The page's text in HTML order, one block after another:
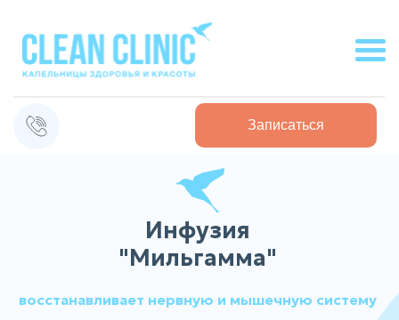
Записаться
Инфузия
"Мильгамма"
восстанавливает нервную и мышечную систему